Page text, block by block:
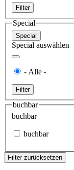
Filter
Special
Special
Special auswählen
- Alle -
Filter
buchbar
buchbar
buchbar
Filter zurücksetzen